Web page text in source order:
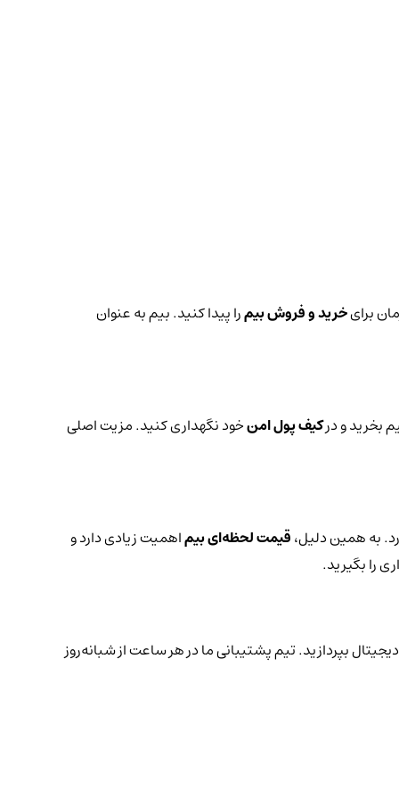
برایخرید و فروش بیمرا پیدا کنید. بیم به عنوان
بخرید و درکیف پول امنخود نگهداری کنید. مزیت اصلی
به همین دلیل،قیمت لحظه‌ای بیماهمیت زیادی دارد و
را بگیرید.
بپردازید. تیم پشتیبانی ما در هر ساعت از شبانه‌روز